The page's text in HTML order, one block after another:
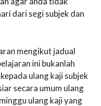
dari segi subjek dan
mengikut jadual
ini bukanlah
ulang kaji subjek
secara umum ulang
ulang kaji yang